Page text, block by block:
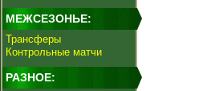
МЕЖСЕЗОНЬЕ:
Трансферы
Контрольные матчи
РАЗНОЕ: